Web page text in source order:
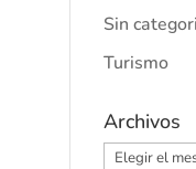
Sin
Turismo
Archivos
Archivos